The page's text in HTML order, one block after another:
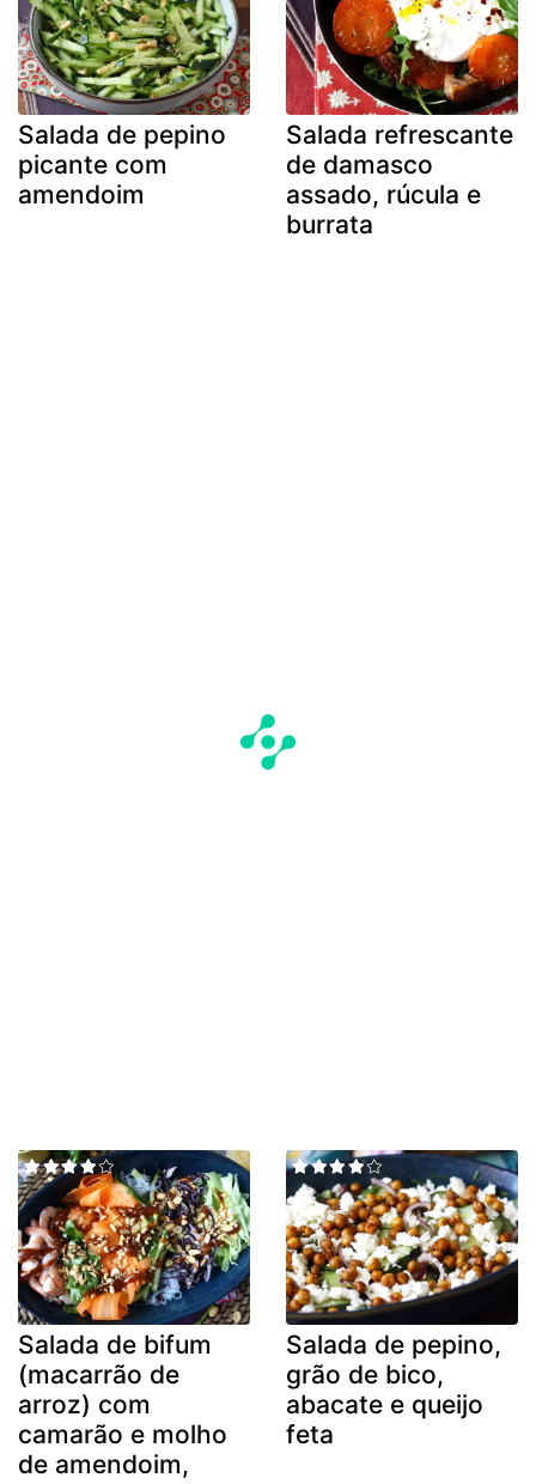
Salada de pepino
picante com
amendoim
Salada refrescante
de damasco
assado, rúcula e
burrata
Salada de bifum
(macarrão de
arroz) com
camarão e molho
de amendoim,
Salada de pepino,
grão de bico,
abacate e queijo
feta